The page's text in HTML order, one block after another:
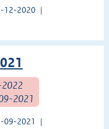
12-2020
2022
2021
09-2021